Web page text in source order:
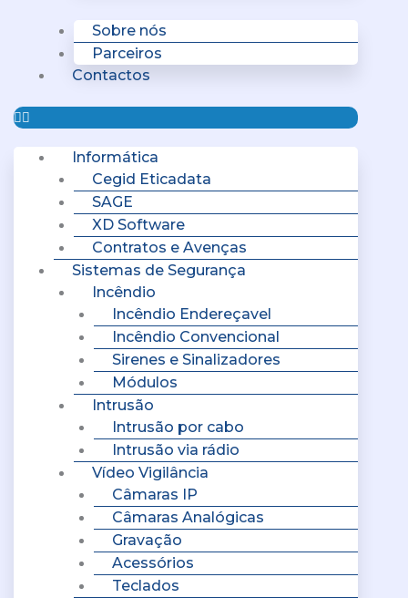
Sobre nós
Parceiros
Contactos
Informática
Cegid Eticadata
SAGE
XD Software
Contratos e Avenças
Sistemas de Segurança
Incêndio
Incêndio Endereçavel
Incêndio Convencional
Sirenes e Sinalizadores
Módulos
Intrusão
Intrusão por cabo
Intrusão via rádio
Vídeo Vigilância
Câmaras IP
Câmaras Analógicas
Gravação
Acessórios
Teclados